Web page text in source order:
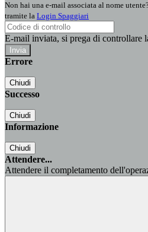
Non hai una e-mail associata al nome
tramite la Login Spaggiari
E-mail inviata, si prega di controllare
Errore
Chiudi
Successo
Chiudi
Informazione
Chiudi
Attendere...
Attendere il completamento